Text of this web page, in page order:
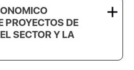
PROYECTOS DE
SECTOR Y LA